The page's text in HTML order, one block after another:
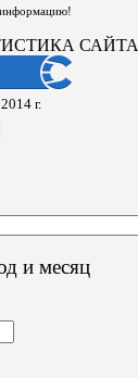
информацию!
САЙТА
г.
и месяц